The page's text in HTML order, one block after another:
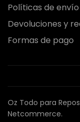
Políticas de envío
Devoluciones y
Formas de pago
Oz Todo para
Netcommerce.